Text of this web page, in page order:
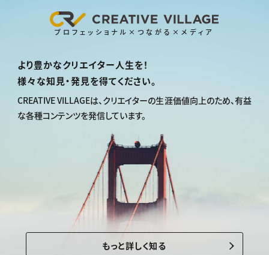
プロフェッショナル×つながる×メディア
より豊かなクリエイター人生を！
様々な知見・発見を得てください。
CREATIVE VILLAGEは、クリエイターの生涯価値向上のため、有益
な各種コンテンツを発信しています。
もっと詳しく知る